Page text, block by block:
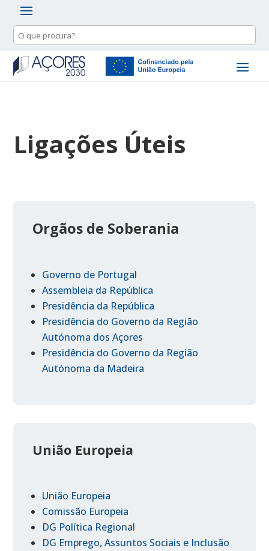
Ligações Úteis
Orgãos de Soberania
Governo de Portugal
Assembleia da República
Presidência da República
Presidência do Governo da Região
Autónoma dos Açores
Presidência do Governo da Região
Autónoma da Madeira
União Europeia
União Europeia
Comissão Europeia
DG Política Regional
DG Emprego, Assuntos Sociais e Inclusão